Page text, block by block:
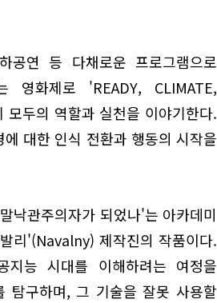
공연 등 다채로운 프로그램으로
영화제로 'READY, CLIMATE,
두의 역할과 실천을 이야기한다.
대한 인식 전환과 행동의 시작을
낙관주의자가 되었나'는 아카데미
리'(Navalny) 제작진의 작품이다.
능 시대를 이해하려는 여정을
탐구하며, 그 기술을 잘못 사용할